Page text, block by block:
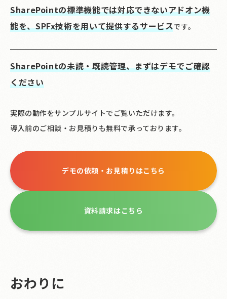
SharePointの標準機能では対応できないアドオン機
能を、SPFx技術を用いて提供するサービスです。
SharePointの未読・既読管理、まずはデモでご確認
ください
実際の動作をサンプルサイトでご覧いただけます。
導入前のご相談・お見積りも無料で承っております。
デモの依頼・お見積りはこちら
資料請求はこちら
おわりに